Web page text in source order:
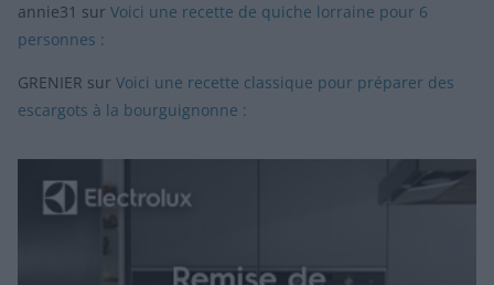
annie31 sur Voici une recette de quiche lorraine pour 6
personnes :
GRENIER sur Voici une recette classique pour préparer des
escargots à la bourguignonne :